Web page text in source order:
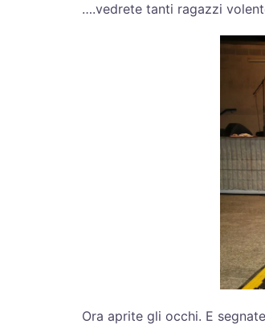
….vedrete tanti ragazzi
Ora aprite gli occhi. E